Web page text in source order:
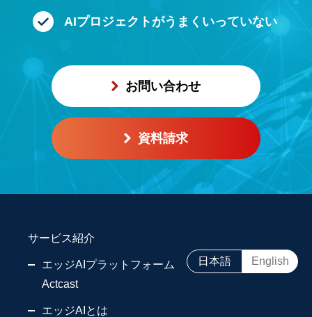
AIプロジェクトがうまくいっていない
お問い合わせ
資料請求
サービス紹介
エッジAIプラットフォーム
Actcast
エッジAIとは
日本語 English